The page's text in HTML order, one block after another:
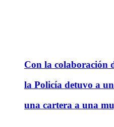
Con la colaboración
la Policía detuvo a
una cartera a una